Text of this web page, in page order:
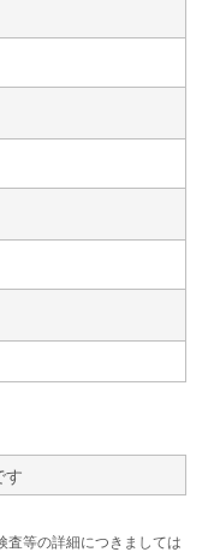
す
等の詳細につきましては